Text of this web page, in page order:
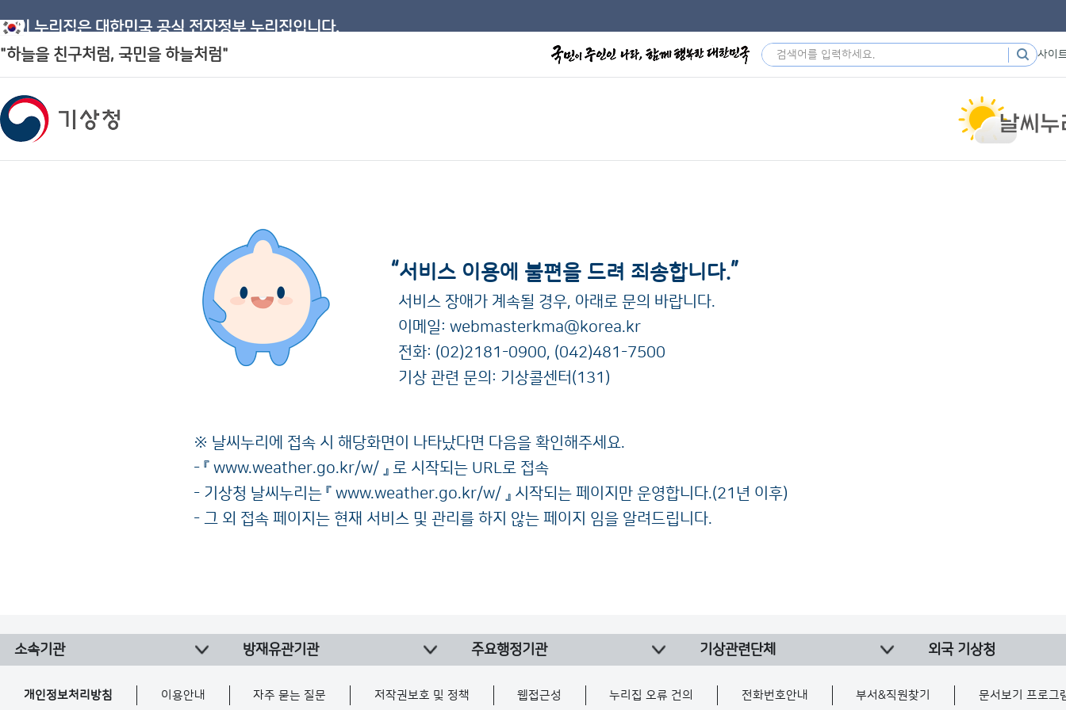
이 누리집은 대한민국 공식 전자정부 누리집입니다.
"하늘을 친구처럼, 국민을 하늘처럼"
사이
“서비스 이용에 불편을 드려 죄송합니다.”
서비스 장애가 계속될 경우, 아래로 문의 바랍니다.
이메일: webmasterkma@korea.kr
전화: (02)2181-0900, (042)481-7500
기상 관련 문의: 기상콜센터(131)
※ 날씨누리에 접속 시 해당화면이 나타났다면 다음을 확인해주세요.
- 『 www.weather.go.kr/w/ 』 로 시작되는 URL로 접속
- 기상청 날씨누리는 『 www.weather.go.kr/w/ 』 시작되는 페이지만 운영합니다.(21년 이후)
- 그 외 접속 페이지는 현재 서비스 및 관리를 하지 않는 페이지 임을 알려드립니다.
소속기관 방재유관기관 주요행정기관 기상관련단체 외국 기상청
개인정보처리방침 이용안내 자주 묻는 질문 저작권보호 및 정책 웹접근성 누리집 오류 건의 전화번호안내 부서&직원찾기 문서보기 프로그